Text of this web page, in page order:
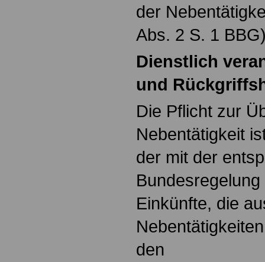
der
Abs. 2 S. 1
Dienstlich
und
Die Pflicht zur
Nebentätigkeit
der mit der
Einkünfte, die
den